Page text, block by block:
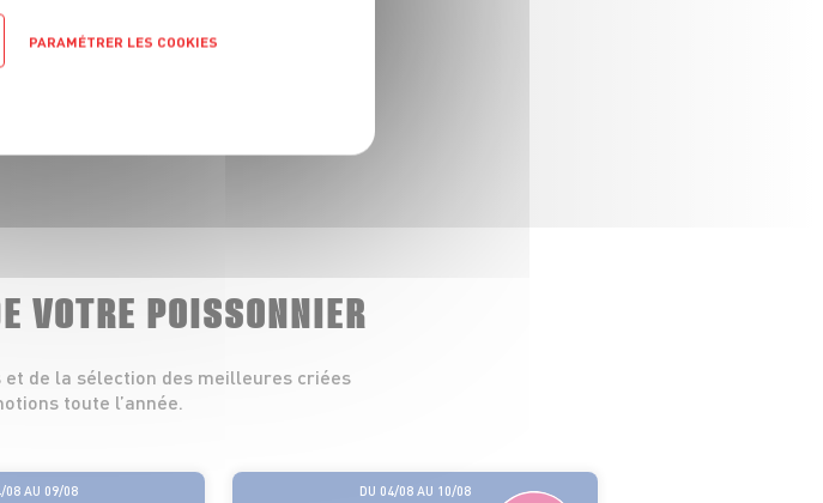
VOTRE POISSONNIER
de la sélection des meilleures criées
toute l’année.
08 AU 09/08 DU 04/08 AU 10/08
PARAMÉTRER LES COOKIES